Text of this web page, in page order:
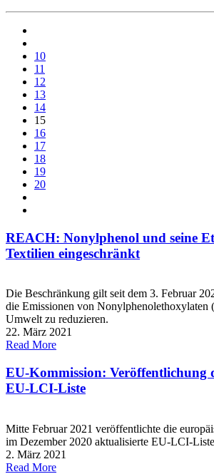
10
11
12
13
14
15
16
17
18
19
20
REACH: Nonylphenol und seine
Textilien eingeschränkt
Die Beschränkung gilt seit dem 3. Februar
die Emissionen von Nonylphenolethoxylaten
Umwelt zu reduzieren.
22. März 2021
Read More
EU-Kommission: Veröffentlichung
EU-LCI-Liste
Mitte Februar 2021 veröffentlichte die
im Dezember 2020 aktualisierte EU-LCI-
2. März 2021
Read More